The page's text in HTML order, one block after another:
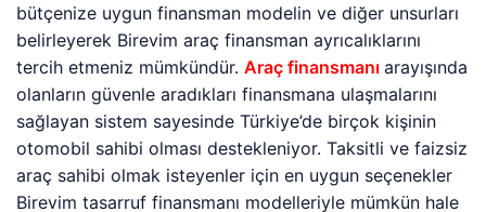
bütçenize uygun finansman modelin ve diğer unsurları
belirleyerek Birevim araç finansman ayrıcalıklarını
tercih etmeniz mümkündür.Araç finansmanı arayışında
olanların güvenle aradıkları finansmana ulaşmalarını
sağlayan sistem sayesinde Türkiye’de birçok kişinin
otomobil sahibi olması destekleniyor. Taksitli ve faizsiz
araç sahibi olmak isteyenler için en uygun seçenekler
Birevim tasarruf finansmanı modelleriyle mümkün hale